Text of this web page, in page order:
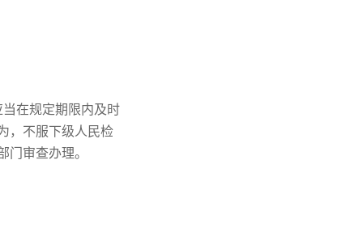
在规定期限内及时
，不服下级人民检
审查办理。